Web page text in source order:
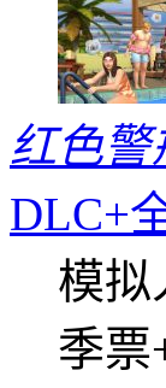
红色警
DLC+
模拟
季票